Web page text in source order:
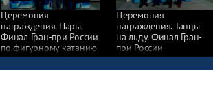
Церемония
награждения. Пары.
Финал Гран-при России
по фигурному катанию
среди юниоров 2025
Церемония
награждения. Танцы
на льду. Финал Гран-
при России
по фигурному катанию
среди юниоров 2025